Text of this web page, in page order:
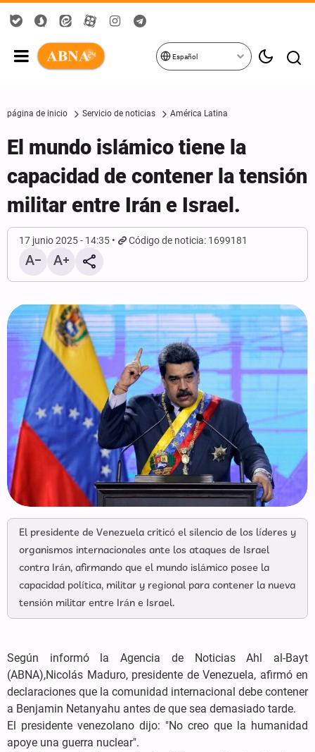
Español
página de inicio Servicio de noticias América Latina
El mundo islámico tiene la
capacidad de contener la tensión
militar entre Irán e Israel.
17 junio 2025 - 14:35 Código de noticia: 1699181
El presidente de Venezuela criticó el silencio de los líderes y
organismos internacionales ante los ataques de Israel
contra Irán, afirmando que el mundo islámico posee la
capacidad política, militar y regional para contener la nueva
tensión militar entre Irán e Israel.
Según informó la Agencia de Noticias Ahl al-Bayt
(ABNA),Nicolás Maduro, presidente de Venezuela, afirmó en
declaraciones que la comunidad internacional debe contener
a Benjamin Netanyahu antes de que sea demasiado tarde.
El presidente venezolano dijo: "No creo que la humanidad
apoye una guerra nuclear".